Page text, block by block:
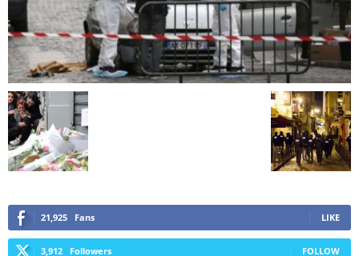
21,925 Fans LIKE
3,912 Followers FOLLOW